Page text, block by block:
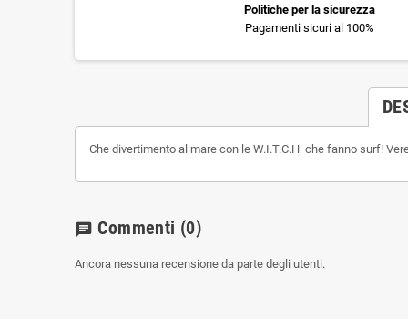
Politiche per la sicurezza
Pagamenti sicuri al 100%
Che divertimento al mare con le W.I.T.C.H che fanno surf!
chat Commenti (0)
Ancora nessuna recensione da parte degli utenti.